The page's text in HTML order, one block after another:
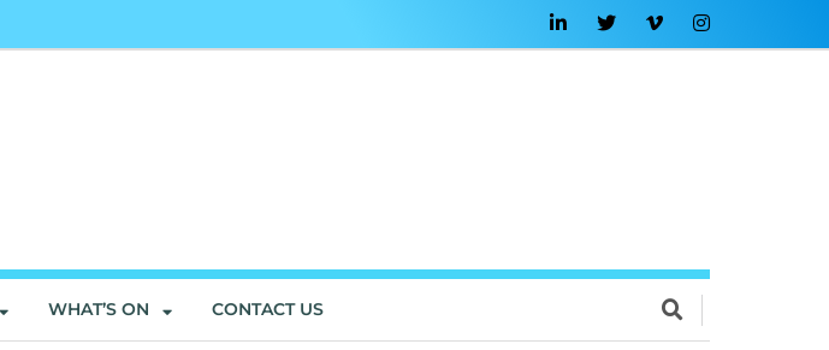
WHAT’S ON CONTACT US